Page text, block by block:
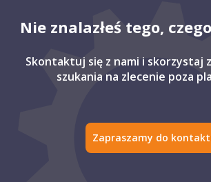
Nie znalazłeś tego,
Skontaktuj się z nami i skorzystaj
szukania na zlecenie poza
Zapraszamy do